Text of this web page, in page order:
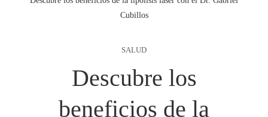
Cubillos
SALUD
Descubre los
beneficios de la